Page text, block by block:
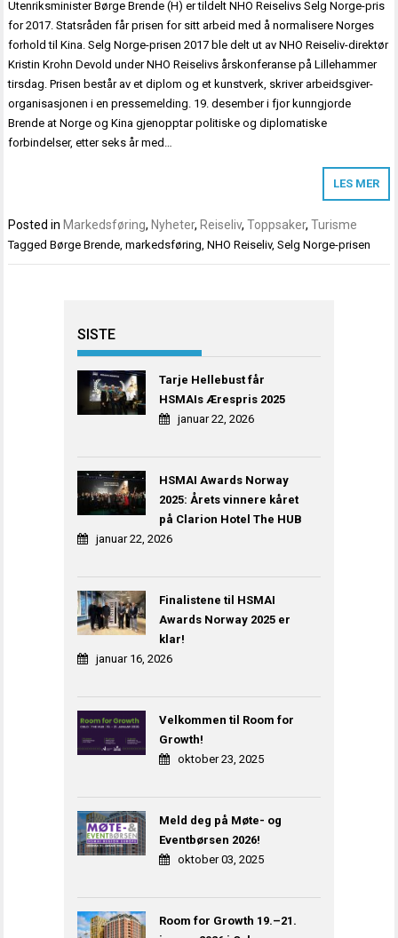
Utenriksminister Børge Brende (H) er tildelt NHO Reiselivs Selg Norge-pris
for 2017. Statsråden får prisen for sitt arbeid med å normalisere Norges
forhold til Kina. Selg Norge-prisen 2017 ble delt ut av NHO Reiseliv-direktør
Kristin Krohn Devold under NHO Reiselivs årskonferanse på Lillehammer
tirsdag. Prisen består av et diplom og et kunstverk, skriver arbeidsgiver-
organisasjonen i en pressemelding. 19. desember i fjor kunngjorde
Brende at Norge og Kina gjenopptar politiske og diplomatiske
forbindelser, etter seks år med…
LES MER
Posted in Markedsføring, Nyheter, Reiseliv,Toppsaker,Turisme
TaggedBørge Brende,markedsføring,NHO Reiseliv,Selg Norge-prisen
SISTE
Tarje Hellebust får
HSMAIs Ærespris 2025
januar 22, 2026
HSMAI Awards Norway
2025: Årets vinnere kåret
på Clarion Hotel The HUB
januar 22, 2026
Finalistene til HSMAI
Awards Norway 2025 er
klar!
januar 16, 2026
Velkommen til Room for
Growth!
oktober 23, 2025
Meld deg på Møte- og
Eventbørsen 2026!
oktober 03, 2025
Room for Growth 19.–21.